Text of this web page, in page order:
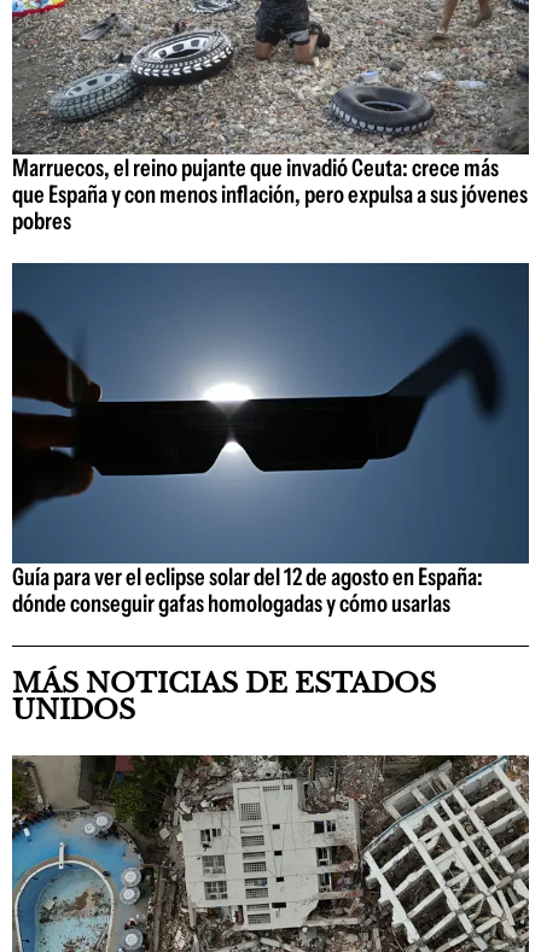
Marruecos, el reino pujante que invadió Ceuta: crece más
que España y con menos inflación, pero expulsa a sus jóvenes
pobres
Guía para ver el eclipse solar del 12 de agosto en España:
dónde conseguir gafas homologadas y cómo usarlas
MÁS NOTICIAS DE ESTADOS
UNIDOS